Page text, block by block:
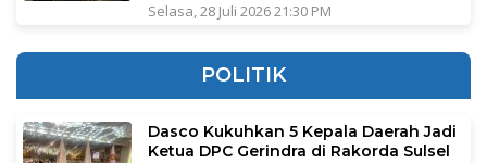
Selasa, 28 Juli 2026 21:30 PM
POLITIK
Dasco Kukuhkan 5 Kepala Daerah Jadi
Ketua DPC Gerindra di Rakorda Sulsel